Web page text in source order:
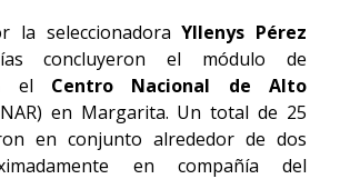
la seleccionadoraYllenys Pérez
concluyeron el módulo de
el Centro Nacional de Alto
en Margarita. Un total de 25
en conjunto alrededor de dos
en compañía del